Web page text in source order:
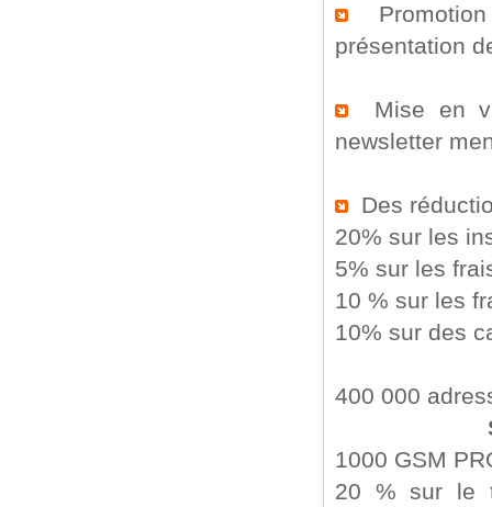
présentation
Mise en
newsletter
Des
20% sur les
5% sur les
10 % sur les
10% sur des
400 000
1000 GSM
20 % sur le